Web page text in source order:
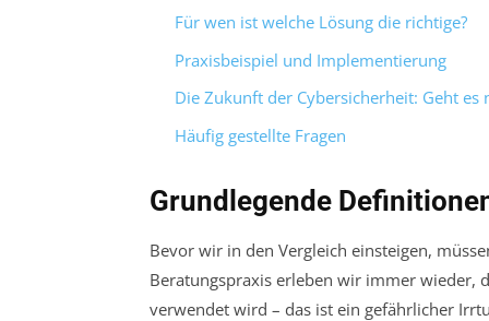
Für wen ist welche Lösung die richtige?
Praxisbeispiel und Implementierung
Die Zukunft der Cybersicherheit: Geht es
Häufig gestellte Fragen
Grundlegende
Bevor wir in den Vergleich einsteigen,
Beratungspraxis erleben wir immer wieder,
verwendet wird – das ist ein gefährlicher